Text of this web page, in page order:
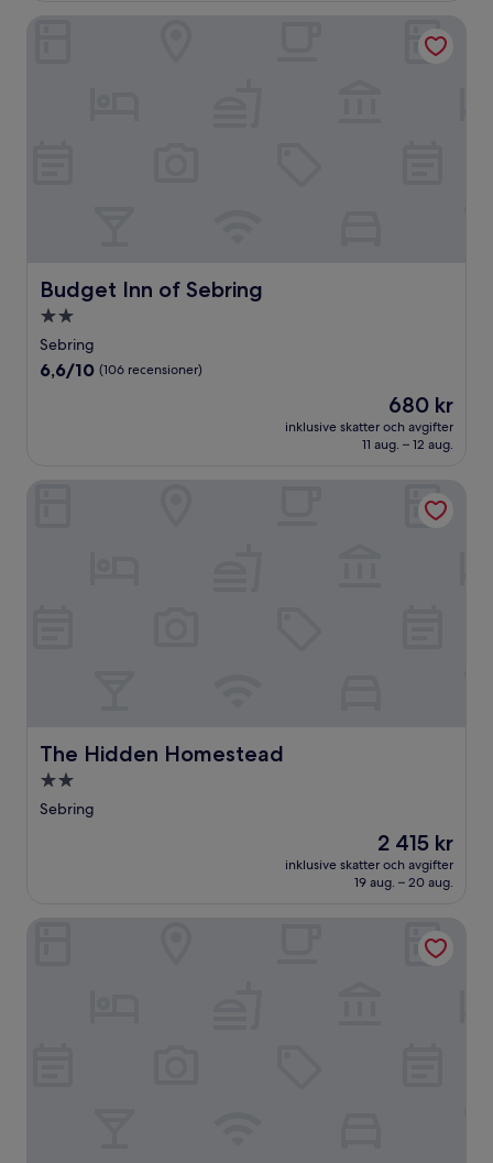
Budget Inn of Sebring
Budget Inn of Sebring
2.0-
stjärnigt
boende
Sebring
6.6
6,6/10 (106 recensioner)
Priset
är
680 kr
680 kr
inklusive skatter och avgifter
11 aug. – 12 aug.
The Hidden Homestead
The Hidden Homestead
2.0-
stjärnigt
Sebring
Priset
är
2 415 kr
2 415 kr
inklusive skatter och avgifter
19 aug. – 20 aug.